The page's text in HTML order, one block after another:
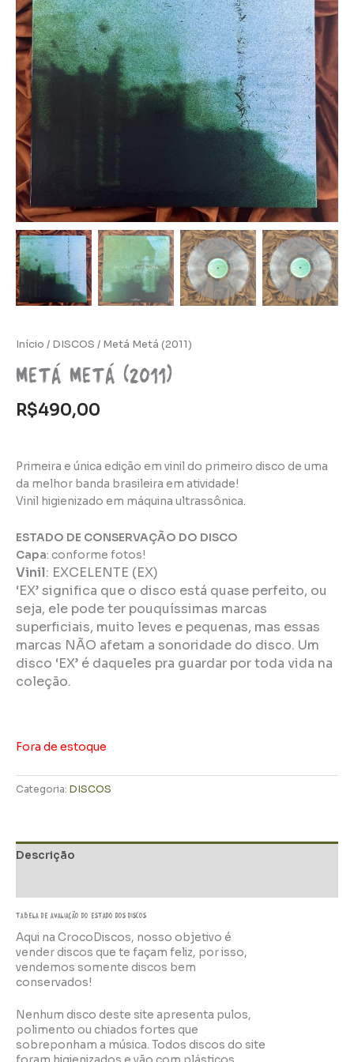
Início / DISCOS / Metá Metá (2011)
Metá Metá (2011)
R$490,00
Primeira e única edição em vinil do primeiro disco de uma
da melhor banda brasileira em atividade!
Vinil higienizado em máquina ultrassônica.
ESTADO DE CONSERVAÇÃO DO DISCO
Capa: conforme fotos!
Vinil: EXCELENTE (EX)
‘EX’ significa que o disco está quase perfeito, ou
seja, ele pode ter pouquíssimas marcas
superficiais, muito leves e pequenas, mas essas
marcas NÃO afetam a sonoridade do disco. Um
disco ‘EX’ é daqueles pra guardar por toda vida na
coleção.
Fora de estoque
Categoria: DISCOS
Descrição
TABELA DE AVALIAÇÃo do estado dos discos
Aqui na CrocoDiscos, nosso objetivo é
vender discos que te façam feliz, por isso,
vendemos somente discos bem
conservados!
Nenhum disco deste site apresenta pulos,
polimento ou chiados fortes que
sobreponham a música. Todos discos do site